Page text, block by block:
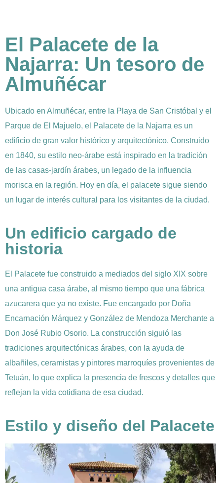
El Palacete de la
Najarra: Un tesoro de
Almuñécar
Ubicado en Almuñécar, entre la Playa de San Cristóbal y el
Parque de El Majuelo, el Palacete de la Najarra es un
edificio de gran valor histórico y arquitectónico. Construido
en 1840, su estilo neo-árabe está inspirado en la tradición
de las casas-jardín árabes, un legado de la influencia
morisca en la región. Hoy en día, el palacete sigue siendo
un lugar de interés cultural para los visitantes de la ciudad.
Un edificio cargado de
historia
El Palacete fue construido a mediados del siglo XIX sobre
una antigua casa árabe, al mismo tiempo que una fábrica
azucarera que ya no existe. Fue encargado por Doña
Encarnación Márquez y González de Mendoza Merchante a
Don José Rubio Osorio. La construcción siguió las
tradiciones arquitectónicas árabes, con la ayuda de
albañiles, ceramistas y pintores marroquíes provenientes de
Tetuán, lo que explica la presencia de frescos y detalles que
reflejan la vida cotidiana de esa ciudad.
Estilo y diseño del Palacete